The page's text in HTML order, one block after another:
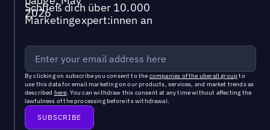
Schließ dich über 10.000
Marketingexpert:innen an
By clicking on subscribe you consent to the companies of the uberall groupto
use this data for email marketing on our products, services, and market trends as
described here. You can withdraw this consent at any time without affecting the
lawfulness of the processing before its withdrawal.